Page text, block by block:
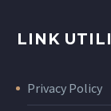
LINK UTILI
Privacy Policy